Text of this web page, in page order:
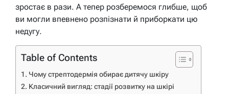
зростає в рази. А тепер розберемося глибше, щоб
ви могли впевнено розпізнати й приборкати цю
недугу.
Table of Contents
Чому стрептодермія обирає дитячу шкіру
Класичний вигляд: стадії розвитку на шкірі